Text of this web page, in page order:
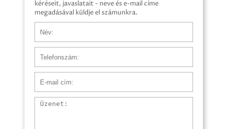
kéréseit, javaslatait - neve és e-mail címe
megadásával küldje el számunkra.
Üzenet